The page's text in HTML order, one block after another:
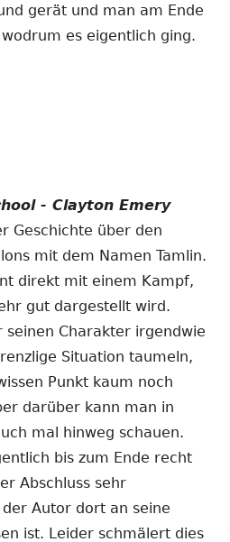
gerät und man am Ende
es eigentlich ging.
- Clayton Emery
Geschichte über den
mit dem Namen Tamlin.
direkt mit einem Kampf,
gut dargestellt wird.
seinen Charakter irgendwie
Situation taumeln,
Punkt kaum noch
darüber kann man in
mal hinweg schauen.
bis zum Ende recht
Abschluss sehr
Autor dort an seine
ist. Leider schmälert dies